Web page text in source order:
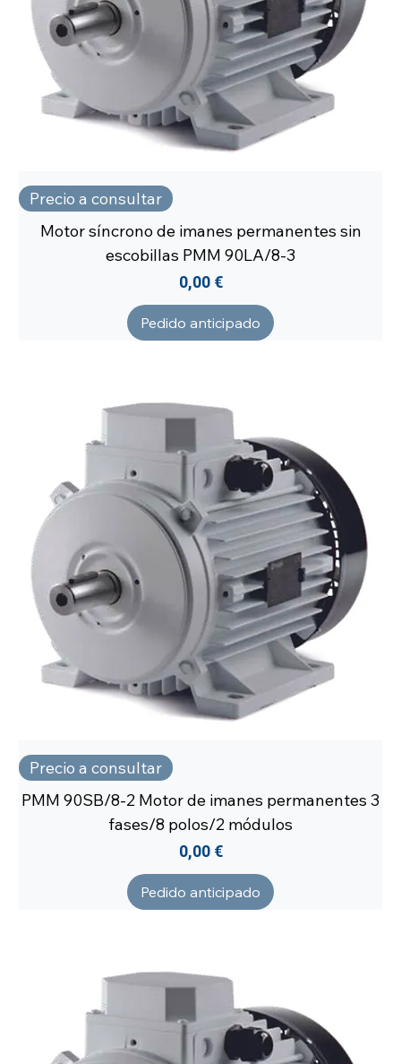
Precio a consultar
Motor síncrono de imanes permanentes sin
escobillas PMM 90LA/8-3
Precio
0,00 €
Pedido anticipado
Precio a consultar
PMM 90SB/8-2 Motor de imanes permanentes 3
fases/8 polos/2 módulos
Precio
0,00 €
Pedido anticipado